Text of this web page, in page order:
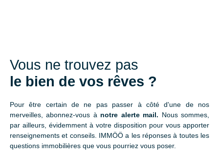
Vous ne trouvez pas
le bien de vos rêves ?
Pour être certain de ne pas passer à côté d'une de nos
merveilles, abonnez-vous à notre alerte mail. Nous sommes,
par ailleurs, évidemment à votre disposition pour vous apporter
renseignements et conseils. IMMÖÖ a les réponses à toutes les
questions immobilières que vous pourriez vous poser.